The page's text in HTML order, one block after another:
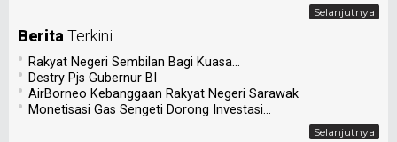
Selanjutnya
BeritaTerkini
• Rakyat Negeri Sembilan Bagi Kuasa...
• Destry Pjs Gubernur BI
• AirBorneo Kebanggaan Rakyat Negeri Sarawak
• Monetisasi Gas Sengeti Dorong Investasi...
Selanjutnya